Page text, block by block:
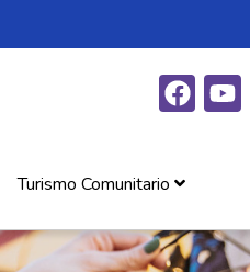
Turismo Comunitario